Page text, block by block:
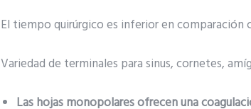
El tiempo quirúrgico es inferior en comparación
Variedad de terminales para sinus, cornetes,
Las hojas monopolares ofrecen una